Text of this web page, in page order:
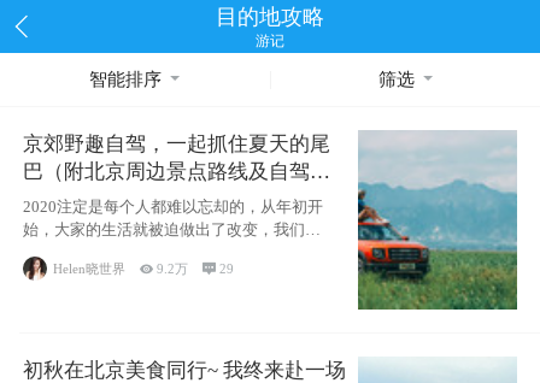
目的地攻略
游记
智能排序 筛选
京郊野趣自驾，一起抓住夏天的尾
巴（附北京周边景点路线及自驾攻
略）
2020注定是每个人都难以忘却的，从年初开
始，大家的生活就被迫做出了改变，我们也
不例外。本来双双辞职是为
Helen晓世界 9.2万 29
初秋在北京美食同行~ 我终来赴一场